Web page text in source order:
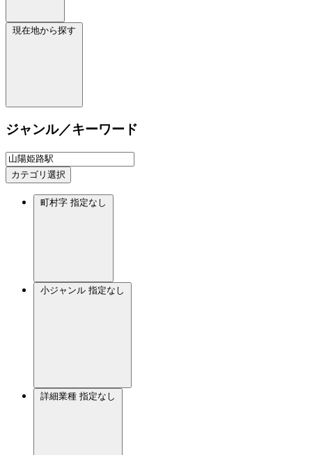
現在地から探す
ジャンル／キーワード
カテゴリ選択
町村字 指定なし
小ジャンル 指定なし
詳細業種 指定なし